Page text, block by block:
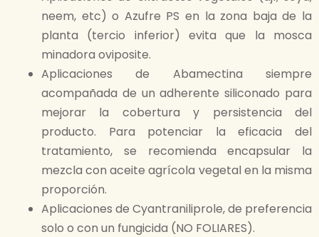
neem, etc) o Azufre PS en la zona baja de la
planta (tercio inferior) evita que la mosca
minadora oviposite.
Aplicaciones de Abamectina siempre
acompañada de un adherente siliconado para
mejorar la cobertura y persistencia del
producto. Para potenciar la eficacia del
tratamiento, se recomienda encapsular la
mezcla con aceite agrícola vegetal en la misma
proporción.
Aplicaciones de Cyantraniliprole, de preferencia
solo o con un fungicida (NO FOLIARES).